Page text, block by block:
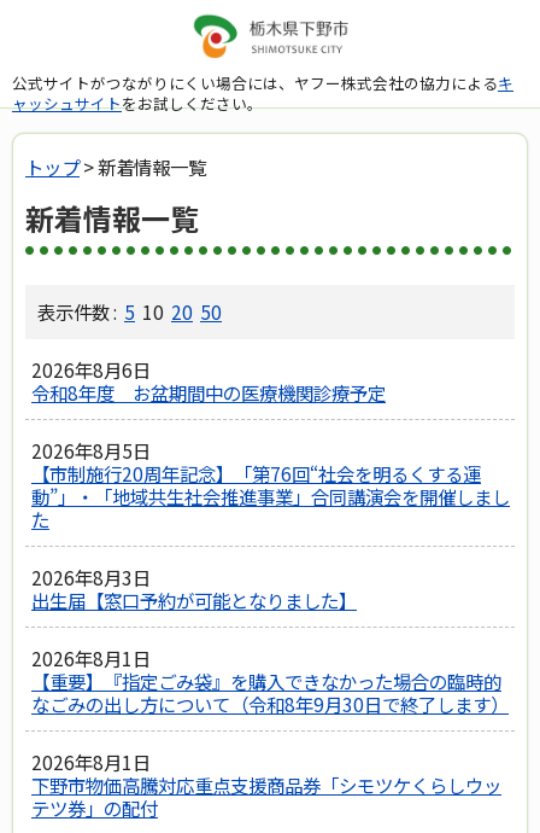
公式サイトがつながりにくい場合には、ヤフー株式会社の協力によるキ
ャッシュサイトをお試しください。
トップ> 新着情報一覧
新着情報一覧
表示件数 : 5 10 20 50
2026年8月6日
令和8年度 お盆期間中の医療機関診療予定
2026年8月5日
【市制施行20周年記念】「第76回“社会を明るくする運
動”」・「地域共生社会推進事業」合同講演会を開催しまし
た
2026年8月3日
出生届【窓口予約が可能となりました】
2026年8月1日
【重要】『指定ごみ袋』を購入できなかった場合の臨時的
なごみの出し方について（令和8年9月30日で終了します）
2026年8月1日
下野市物価高騰対応重点支援商品券「シモツケくらしウッ
テツ券」の配付